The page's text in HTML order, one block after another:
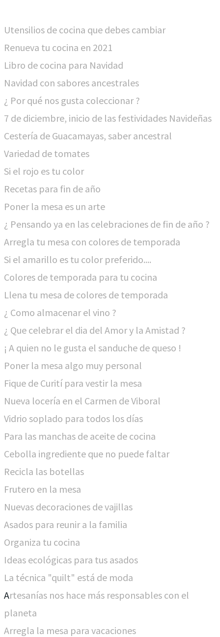
Utensilios de cocina que debes cambiar
Renueva tu cocina en 2021
Libro de cocina para Navidad
Navidad con sabores ancestrales
¿ Por qué nos gusta coleccionar ?
7 de diciembre, inicio de las festividades Navideñas
Cestería de Guacamayas, saber ancestral
Variedad de tomates
Si el rojo es tu color
Recetas para fin de año
Poner la mesa es un arte
¿ Pensando ya en las celebraciones de fin de año ?
Arregla tu mesa con colores de temporada
Si el amarillo es tu color preferido....
Colores de temporada para tu cocina
Llena tu mesa de colores de temporada
¿ Como almacenar el vino ?
¿ Que celebrar el dia del Amor y la Amistad ?
¡ A quien no le gusta el sanduche de queso !
Poner la mesa algo muy personal
Fique de Curití para vestir la mesa
Nueva locería en el Carmen de Viboral
Vidrio soplado para todos los días
Para las manchas de aceite de cocina
Cebolla ingrediente que no puede faltar
Recicla las botellas
Frutero en la mesa
Nuevas decoraciones de vajillas
Asados para reunir a la familia
Organiza tu cocina
Ideas ecológicas para tus asados
La técnica "quilt" está de moda
Artesanías nos hace más responsables con el
planeta
Arregla la mesa para vacaciones